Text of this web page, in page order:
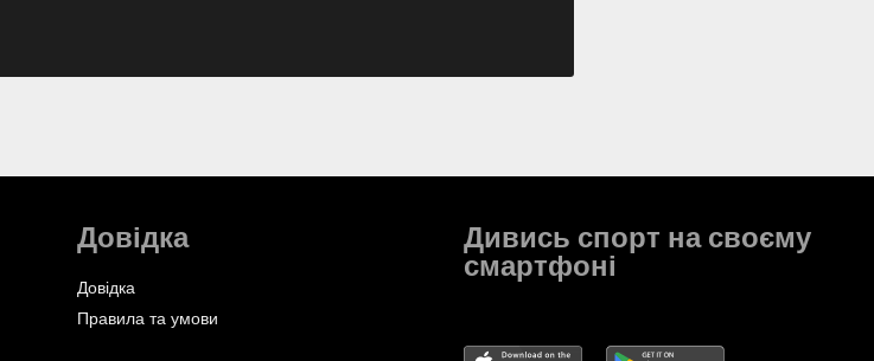
Довідка
Довідка
Правила та умови
Дивись спорт на своєму
смартфоні